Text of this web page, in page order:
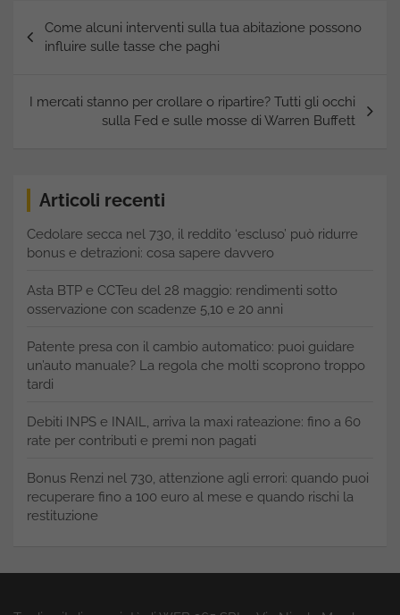
Navigazione
articoli
Come alcuni interventi sulla tua abitazione possono
influire sulle tasse che paghi
I mercati stanno per crollare o ripartire? Tutti gli occhi
sulla Fed e sulle mosse di Warren Buffett
Articoli recenti
Cedolare secca nel 730, il reddito ‘escluso’ può ridurre
bonus e detrazioni: cosa sapere davvero
Asta BTP e CCTeu del 28 maggio: rendimenti sotto
osservazione con scadenze 5,10 e 20 anni
Patente presa con il cambio automatico: puoi guidare
un’auto manuale? La regola che molti scoprono troppo
tardi
Debiti INPS e INAIL, arriva la maxi rateazione: fino a 60
rate per contributi e premi non pagati
Bonus Renzi nel 730, attenzione agli errori: quando puoi
recuperare fino a 100 euro al mese e quando rischi la
restituzione